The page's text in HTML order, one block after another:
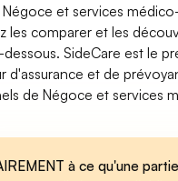
et services
les comparer et les
dessous. SideCare est le
d'assurance et de
de Négoce et services
à ce qu'une